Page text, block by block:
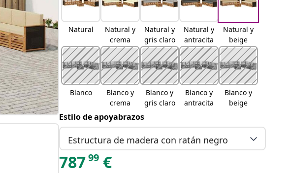
Natural
Natural y
crema
Natural y
gris claro
Natural y
antracita
Natural y
beige
Blanco
Blanco y
crema
Blanco y
gris claro
Blanco y
antracita
Blanco y
beige
Estilo de apoyabrazos
Estructura de madera con ratán negro
78799 €